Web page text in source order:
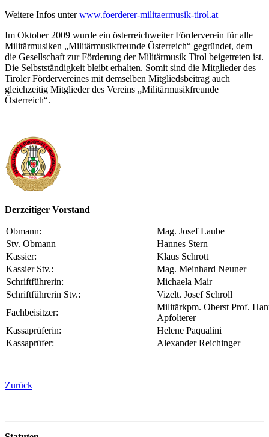
Weitere Infos unterwww.foerderer-militaermusik-tirol.at
Im Oktober 2009 wurde ein österreichweiter Förderverein für alle
Militärmusiken „Militärmusikfreunde Österreich“ gegründet, dem
die Gesellschaft zur Förderung der Militärmusik Tirol beigetreten ist.
Die Selbstständigkeit bleibt erhalten. Somit sind die Mitglieder des
Tiroler Fördervereines mit demselben Mitgliedsbeitrag auch
gleichzeitig Mitglieder des Vereins „Militärmusikfreunde
Österreich“.
Derzeitiger Vorstand
Obmann:
Mag. Josef Laube
Stv. Obmann
Hannes Stern
Kassier:
Klaus Schrott
Kassier Stv.:
Mag. Meinhard Neuner
Schriftführerin:
Michaela Mair
Schriftführerin Stv.:
Vizelt. Josef Schroll
Fachbeisitzer:
Militärkpm. Oberst Prof.
Apfolterer
Kassaprüferin:
Helene Paqualini
Kassaprüfer:
Alexander Reichinger
Zurück